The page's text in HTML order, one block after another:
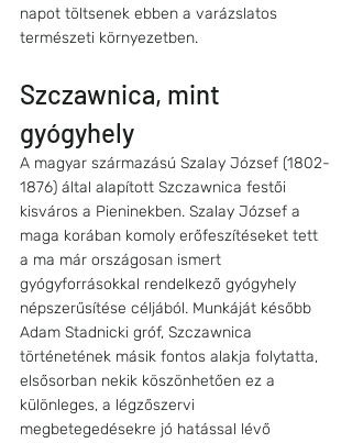
napot töltsenek ebben a varázslatos
természeti környezetben.
Szczawnica, mint
gyógyhely
A magyar származású Szalay József (1802-
1876) által alapított Szczawnica festői
kisváros a Pieninekben. Szalay József a
maga korában komoly erőfeszítéseket tett
a ma már országosan ismert
gyógyforrásokkal rendelkező gyógyhely
népszerűsítése céljából. Munkáját később
Adam Stadnicki gróf, Szczawnica
történetének másik fontos alakja folytatta,
elsősorban nekik köszönhetően ez a
különleges, a légzőszervi
megbetegedésekre jó hatással lévő